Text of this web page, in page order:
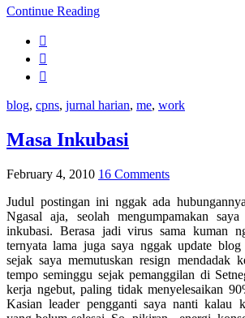
Continue Reading
blog, cpns, jurnal harian, me, work
Masa Inkubasi
February 4, 2010 16 Comments
Judul postingan ini nggak ada
Ngasal aja, seolah mengumpamakan
inkubasi. Berasa jadi virus sama kuman
ternyata lama juga saya nggak update
sejak saya memutuskan resign mendadak
tempo seminggu sejak pemanggilan di
kerja ngebut, paling tidak menyelesaikan
Kasian leader pengganti saya nanti kalau